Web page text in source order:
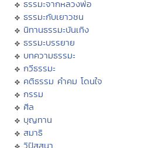
ธรรมะจากหลวงพ่อ
ธรรมะกับเยาวชน
นิทานธรรมะบันเทิง
ธรรมะบรรยาย
บทความธรรมะ
กวีธรรมะ
คติธรรม คำคม โดนใจ
กรรม
ศีล
บุญทาน
สมาธิ
วิปัสสนา